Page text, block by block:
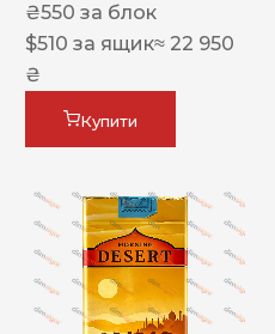
₴550 за блок
$510 за ящик≈ 22 950
₴
Купити